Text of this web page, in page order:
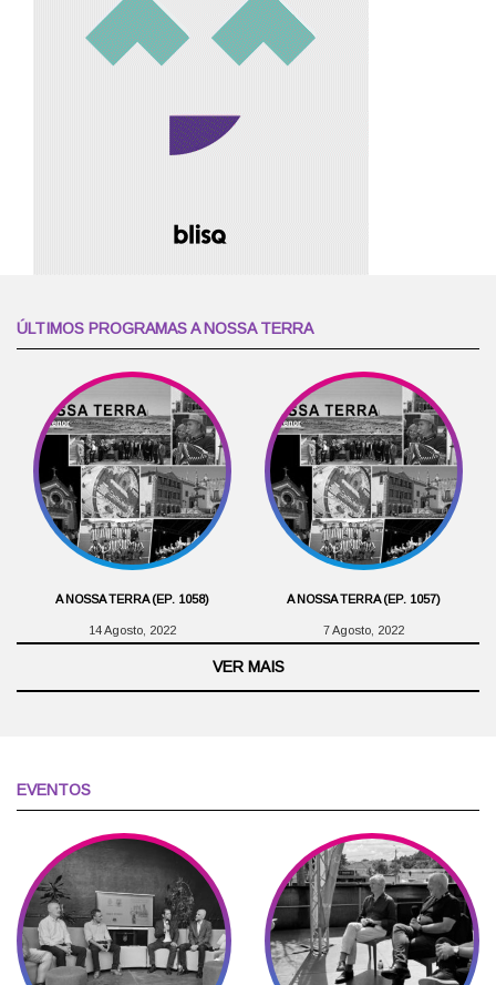
ÚLTIMOS PROGRAMAS A NOSSA TERRA
A NOSSA TERRA (EP. 1058)
14 Agosto, 2022
A NOSSA TERRA (EP. 1057)
7 Agosto, 2022
VER MAIS
EVENTOS